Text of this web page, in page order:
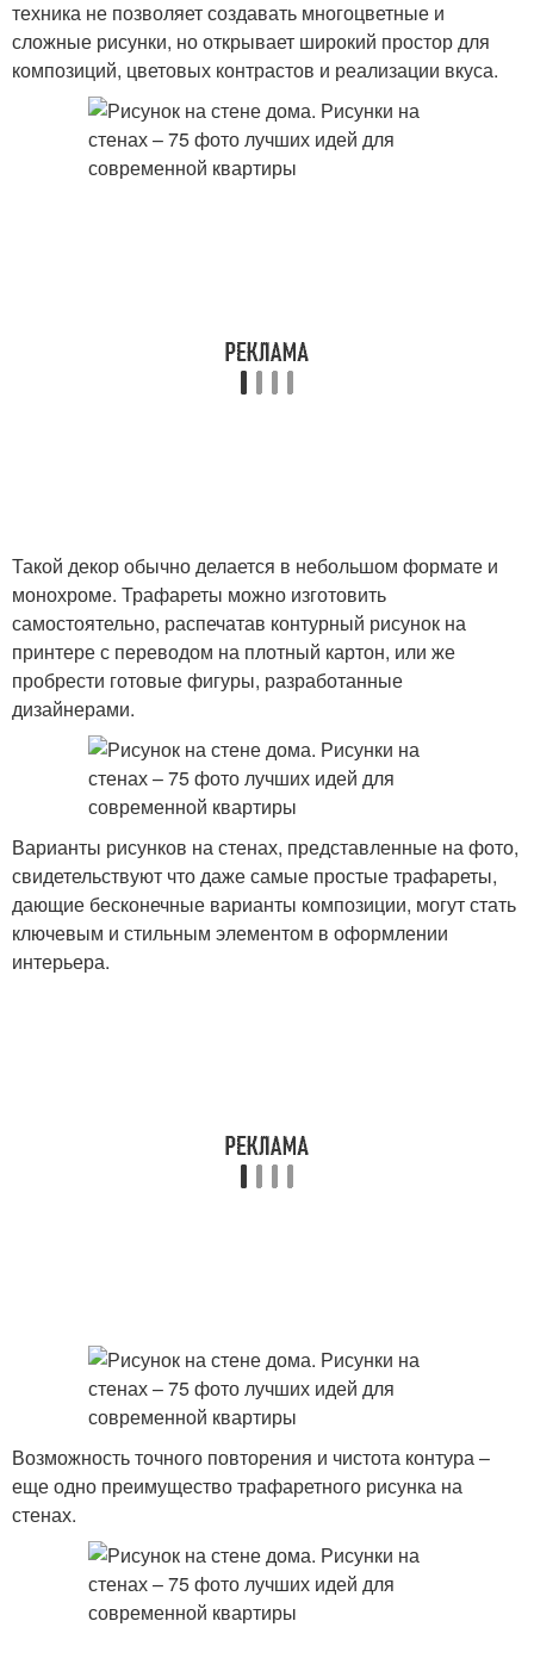
техника не позволяет создавать многоцветные и
сложные рисунки, но открывает широкий простор для
композиций, цветовых контрастов и реализации вкуса.
Такой декор обычно делается в небольшом формате и
монохроме. Трафареты можно изготовить
самостоятельно, распечатав контурный рисунок на
принтере с переводом на плотный картон, или же
пробрести готовые фигуры, разработанные
дизайнерами.
Варианты рисунков на стенах, представленные на фото,
свидетельствуют что даже самые простые трафареты,
дающие бесконечные варианты композиции, могут стать
ключевым и стильным элементом в оформлении
интерьера.
Возможность точного повторения и чистота контура –
еще одно преимущество трафаретного рисунка на
стенах.